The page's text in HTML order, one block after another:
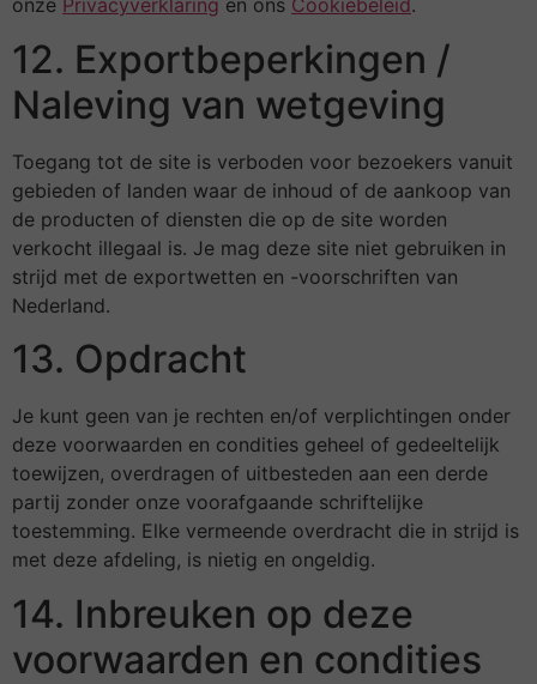
onze Privacyverklaring en ons Cookiebeleid .
12. Exportbeperkingen /
Naleving van wetgeving
Toegang tot de site is verboden voor bezoekers vanuit
gebieden of landen waar de inhoud of de aankoop van
de producten of diensten die op de site worden
verkocht illegaal is. Je mag deze site niet gebruiken in
strijd met de exportwetten en -voorschriften van
Nederland.
13. Opdracht
Je kunt geen van je rechten en/of verplichtingen onder
deze voorwaarden en condities geheel of gedeeltelijk
toewijzen, overdragen of uitbesteden aan een derde
partij zonder onze voorafgaande schriftelijke
toestemming. Elke vermeende overdracht die in strijd is
met deze afdeling, is nietig en ongeldig.
14. Inbreuken op deze
voorwaarden en condities